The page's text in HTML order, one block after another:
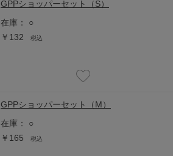
GPPショッパーセット（S）
在庫：
○
￥132
税込
GPPショッパーセット（M）
在庫：
○
￥165
税込